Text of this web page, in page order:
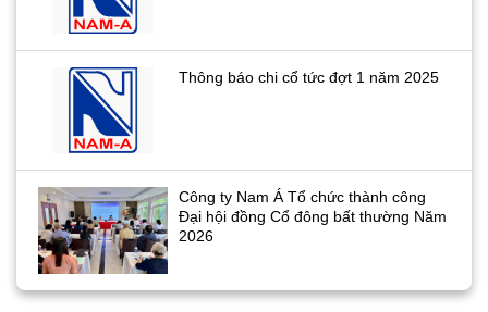
Thông báo chi cổ tức đợt 1 năm 2025
Công ty Nam Á Tổ chức thành công
Đại hội đồng Cổ đông bất thường Năm
2026